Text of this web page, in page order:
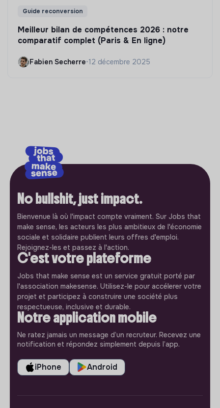
Guide reconversion
Meilleur bilan de compétences 2026 : notre
comparatif complet (Paris & En ligne)
Fabien Secherre•12 décembre 2025
No bullshit, just impact.
Bienvenue là où l'impact compte vraiment. Sur Jobs that
make sense, les acteurs les plus ambitieux de l'économie
sociale et solidaire publient leurs offres d'emploi.
Rejoignez-les et passez à l'action.
C'est votre plateforme
Jobs that make sense est un service gratuit porté par
l'association makesense. Utilisez-le pour accélerer votre
projet et participez à construire une société plus
respectueuse, inclusive et durable.
Notre application mobile
Ne ratez jamais un message d’un recruteur. Recevez une
notification et répondez simplement depuis l’app.
iPhone Android